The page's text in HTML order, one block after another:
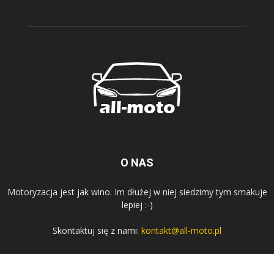
O NAS
Motoryzacja jest jak wino. Im dłużej w niej siedzimy tym smakuje
lepiej :-)
Skontaktuj się z nami: kontakt@all-moto.pl